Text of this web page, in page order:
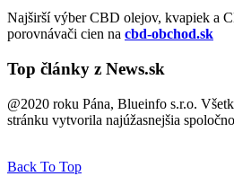
Najširší výber CBD olejov, kvapiek a
porovnávači cien na cbd-obchod.sk
Top články z News.sk
@2020 roku Pána, Blueinfo s.r.o.
stránku vytvorila najúžasnejšia
Back To Top